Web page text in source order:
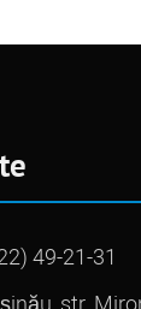
49-21-31
str.